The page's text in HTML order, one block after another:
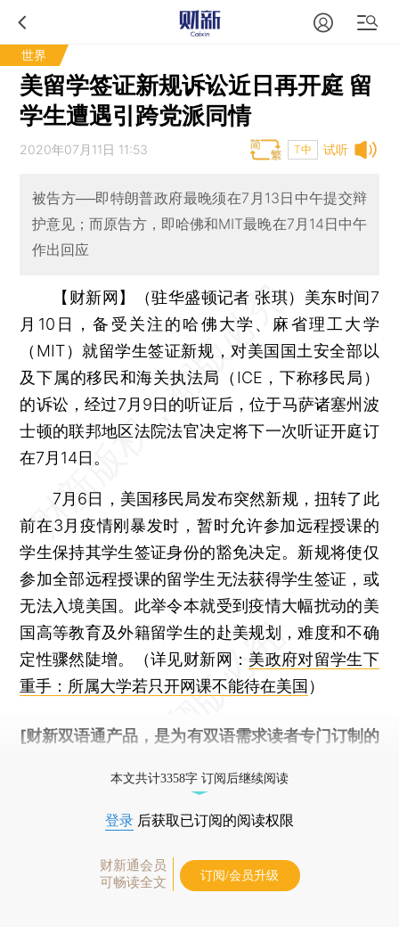
世界
美留学签证新规诉讼近日再开庭 留
学生遭遇引跨党派同情
试听
2020年07月11日 11:53 T中
被告方──即特朗普政府最晚须在7月13日中午提交辩
护意见；而原告方，即哈佛和MIT最晚在7月14日中午
作出回应
【财新网】（驻华盛顿记者 张琪） 美东时间7
月10日，备受关注的哈佛大学、麻省理工大学
（MIT）就留学生签证新规，对美国国土安全部以
及下属的移民和海关执法局（ICE，下称移民局）
的诉讼，经过7月9日的听证后，位于马萨诸塞州波
士顿的联邦地区法院法官决定将下一次听证开庭订
在7月14日。
7月6日，美国移民局发布突然新规，扭转了此
前在3月疫情刚暴发时，暂时允许参加远程授课的
学生保持其学生签证身份的豁免决定。新规将使仅
参加全部远程授课的留学生无法获得学生签证，或
无法入境美国。此举令本就受到疫情大幅扰动的美
国高等教育及外籍留学生的赴美规划，难度和不确
定性骤然陡增。（详见财新网： 美政府对留学生下
重手：所属大学若只开网课不能待在美国 ）
[财新双语通产品，是为有双语需求读者专门订制的
本文共计3358字 订阅后继续阅读
登录 后获取已订阅的阅读权限
财新通会员
可畅读全文
订阅/会员升级